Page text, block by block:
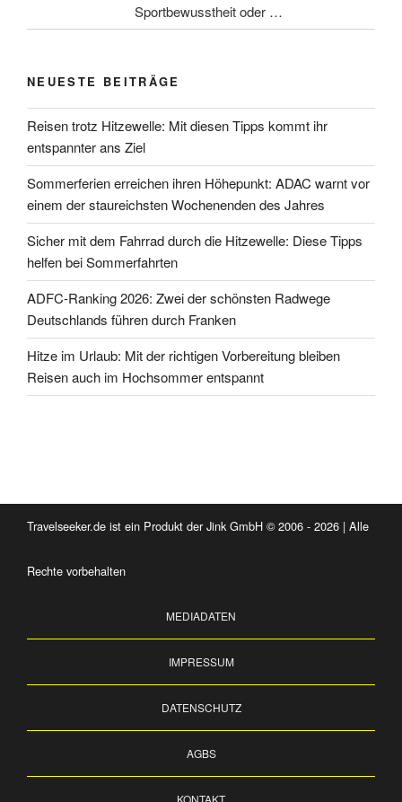
Sportbewusstheit oder …
NEUESTE BEITRÄGE
Reisen trotz Hitzewelle: Mit diesen Tipps kommt ihr
entspannter ans Ziel
Sommerferien erreichen ihren Höhepunkt: ADAC warnt vor
einem der staureichsten Wochenenden des Jahres
Sicher mit dem Fahrrad durch die Hitzewelle: Diese Tipps
helfen bei Sommerfahrten
ADFC-Ranking 2026: Zwei der schönsten Radwege
Deutschlands führen durch Franken
Hitze im Urlaub: Mit der richtigen Vorbereitung bleiben
Reisen auch im Hochsommer entspannt
Travelseeker.de ist ein Produkt der Jink GmbH © 2006 - 2026 | Alle
Rechte vorbehalten
MEDIADATEN
IMPRESSUM
DATENSCHUTZ
AGBS
KONTAKT